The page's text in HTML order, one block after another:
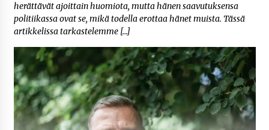
herättävät ajoittain huomiota, mutta hänen saavutuksensa
politiikassa ovat se, mikä todella erottaa hänet muista. Tässä
artikkelissa tarkastelemme […]